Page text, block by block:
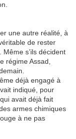
une autre réalité, à
de rester
s’ils décident
régime Assad,
déjà engagé à
indiqué, pour
avait déjà fait
armes chimiques
à ne pas